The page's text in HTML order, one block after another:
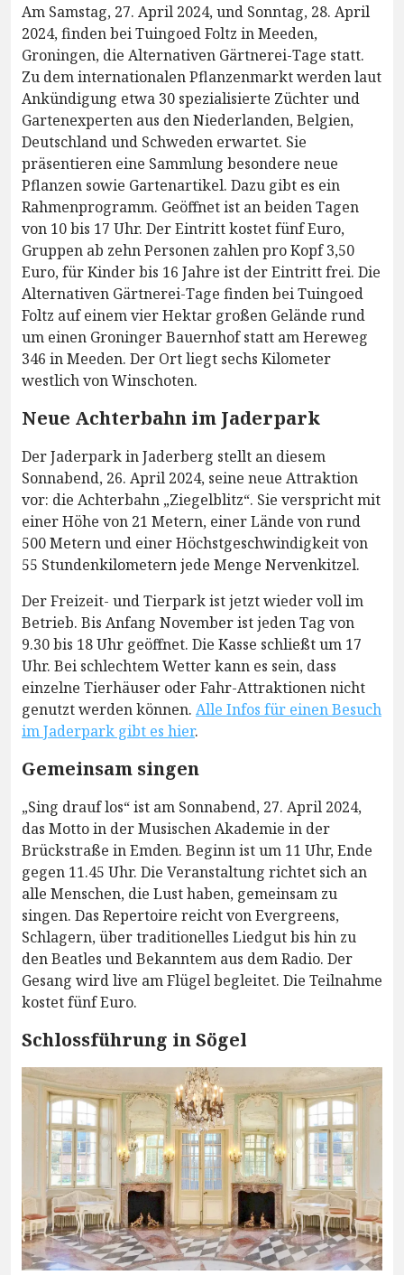
Am Samstag, 27. April 2024, und Sonntag, 28. April
2024, finden bei Tuingoed Foltz in Meeden,
Groningen, die Alternativen Gärtnerei-Tage statt.
Zu dem internationalen Pflanzenmarkt werden laut
Ankündigung etwa 30 spezialisierte Züchter und
Gartenexperten aus den Niederlanden, Belgien,
Deutschland und Schweden erwartet. Sie
präsentieren eine Sammlung besondere neue
Pflanzen sowie Gartenartikel. Dazu gibt es ein
Rahmenprogramm. Geöffnet ist an beiden Tagen
von 10 bis 17 Uhr. Der Eintritt kostet fünf Euro,
Gruppen ab zehn Personen zahlen pro Kopf 3,50
Euro, für Kinder bis 16 Jahre ist der Eintritt frei. Die
Alternativen Gärtnerei-Tage finden bei Tuingoed
Foltz auf einem vier Hektar großen Gelände rund
um einen Groninger Bauernhof statt am Hereweg
346 in Meeden. Der Ort liegt sechs Kilometer
westlich von Winschoten.
Neue Achterbahn im Jaderpark
Der Jaderpark in Jaderberg stellt an diesem
Sonnabend, 26. April 2024, seine neue Attraktion
vor: die Achterbahn „Ziegelblitz“. Sie verspricht mit
einer Höhe von 21 Metern, einer Lände von rund
500 Metern und einer Höchstgeschwindigkeit von
55 Stundenkilometern jede Menge Nervenkitzel.
Der Freizeit- und Tierpark ist jetzt wieder voll im
Betrieb. Bis Anfang November ist jeden Tag von
9.30 bis 18 Uhr geöffnet. Die Kasse schließt um 17
Uhr. Bei schlechtem Wetter kann es sein, dass
einzelne Tierhäuser oder Fahr-Attraktionen nicht
genutzt werden können. Alle Infos für einen Besuch
im Jaderpark gibt es hier.
Gemeinsam singen
„Sing drauf los“ ist am Sonnabend, 27. April 2024,
das Motto in der Musischen Akademie in der
Brückstraße in Emden. Beginn ist um 11 Uhr, Ende
gegen 11.45 Uhr. Die Veranstaltung richtet sich an
alle Menschen, die Lust haben, gemeinsam zu
singen. Das Repertoire reicht von Evergreens,
Schlagern, über traditionelles Liedgut bis hin zu
den Beatles und Bekanntem aus dem Radio. Der
Gesang wird live am Flügel begleitet. Die Teilnahme
kostet fünf Euro.
Schlossführung in Sögel